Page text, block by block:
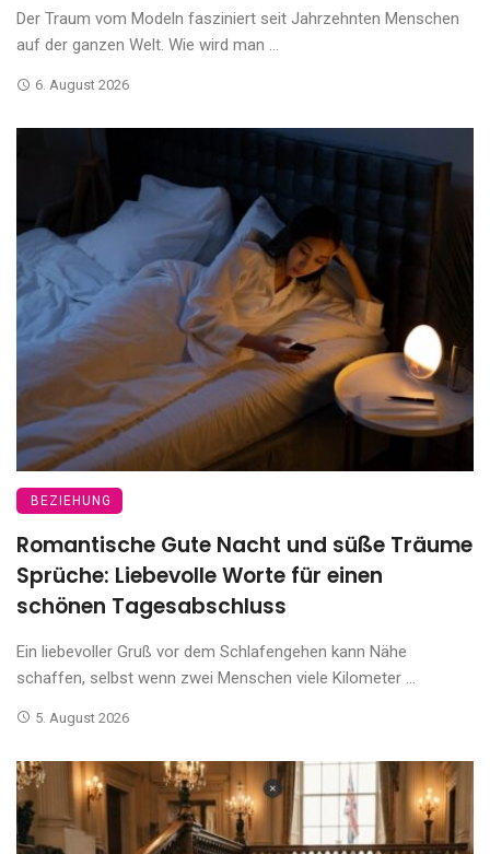
Der Traum vom Modeln fasziniert seit Jahrzehnten Menschen
auf der ganzen Welt. Wie wird man ...
6. August 2026
BEZIEHUNG
Romantische Gute Nacht und süße Träume
Sprüche: Liebevolle Worte für einen
schönen Tagesabschluss
Ein liebevoller Gruß vor dem Schlafengehen kann Nähe
schaffen, selbst wenn zwei Menschen viele Kilometer ...
5. August 2026